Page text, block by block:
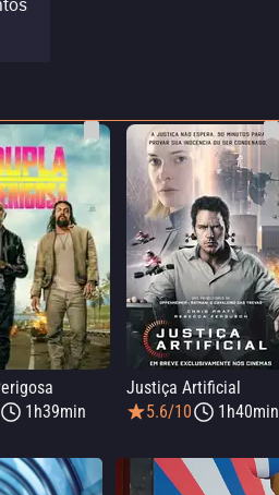
1h39min
Justiça Artificial
5.6/10
1h40min